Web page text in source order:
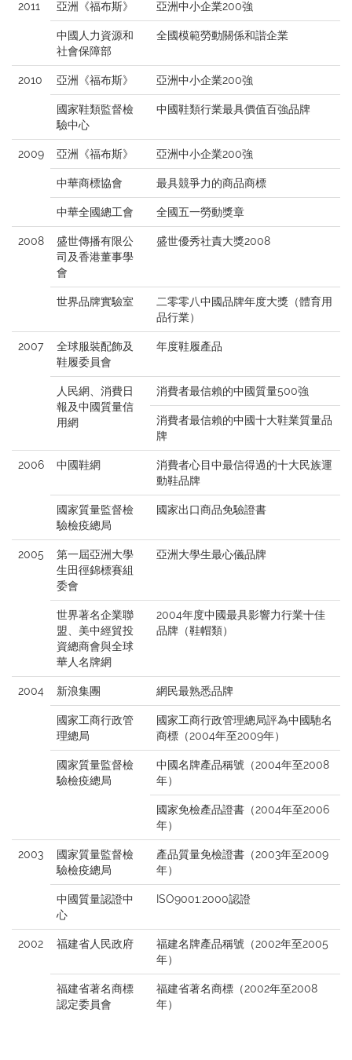
2011 亞洲《福布斯》 亞洲中小企業200強
中國人力資源和
社會保障部
全國模範勞動關係和諧企業
2010 亞洲《福布斯》 亞洲中小企業200強
國家鞋類監督檢
驗中心
中國鞋類行業最具價值百強品牌
2009 亞洲《福布斯》 亞洲中小企業200強
中華商標協會 最具競爭力的商品商標
中華全國總工會 全國五一勞動獎章
2008
盛世傳播有限公
司及香港董事學
會
盛世優秀社責大獎2008
世界品牌實驗室
二零零八中國品牌年度大獎（體育用
品行業）
2007
全球服裝配飾及
鞋履委員會
年度鞋履產品
人民網、消費日
報及中國質量信
用網
消費者最信賴的中國質量500強
消費者最信賴的中國十大鞋業質量品
牌
2006 中國鞋網
消費者心目中最信得過的十大民族運
動鞋品牌
國家質量監督檢
驗檢疫總局
國家出口商品免驗證書
2005
第一屆亞洲大學
生田徑錦標賽組
委會
亞洲大學生最心儀品牌
世界著名企業聯
盟、美中經貿投
資總商會與全球
華人名牌網
2004年度中國最具影響力行業十佳
品牌（鞋帽類）
2004 新浪集團 網民最熟悉品牌
國家工商行政管
理總局
國家工商行政管理總局評為中國馳名
商標（2004年至2009年）
國家質量監督檢
驗檢疫總局
中國名牌產品稱號（2004年至2008
年）
國家免檢產品證書（2004年至2006
年）
2003
國家質量監督檢
驗檢疫總局
產品質量免檢證書（2003年至2009
年）
中國質量認證中
心
ISO9001:2000認證
2002 福建省人民政府
福建名牌產品稱號（2002年至2005
年）
福建省著名商標
認定委員會
福建省著名商標（2002年至2008
年）